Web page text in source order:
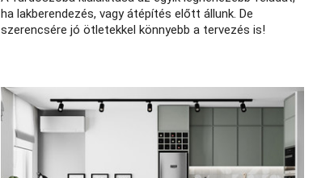
ha lakberendezés, vagy átépítés előtt állunk. De
szerencsére jó ötletekkel könnyebb a tervezés is!